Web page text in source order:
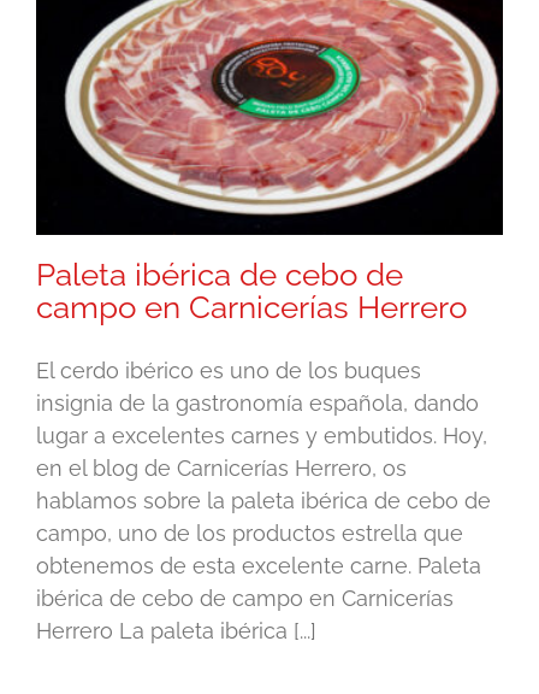
Paleta ibérica de cebo de
campo en Carnicerías Herrero
El cerdo ibérico es uno de los buques
insignia de la gastronomía española, dando
lugar a excelentes carnes y embutidos. Hoy,
en el blog de Carnicerías Herrero, os
hablamos sobre la paleta ibérica de cebo de
campo, uno de los productos estrella que
obtenemos de esta excelente carne. Paleta
ibérica de cebo de campo en Carnicerías
Herrero La paleta ibérica [...]